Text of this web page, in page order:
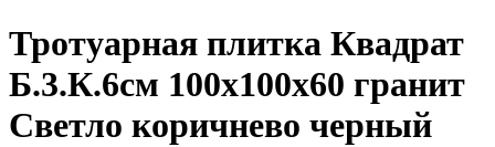
Тротуарная плитка Квадрат
Б.3.К.6см 100х100х60 гранит
Светло коричнево черный